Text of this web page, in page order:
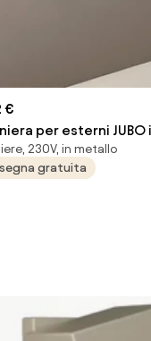
€
per esterni JUBO
con diffusore in
230V, in metallo
gratuita